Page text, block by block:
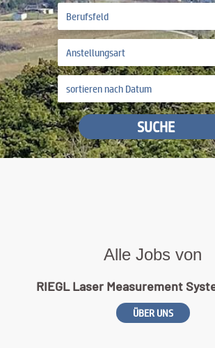
SUCHE
Alle Jobs von
RIEGL Laser Measurement
ÜBER UNS